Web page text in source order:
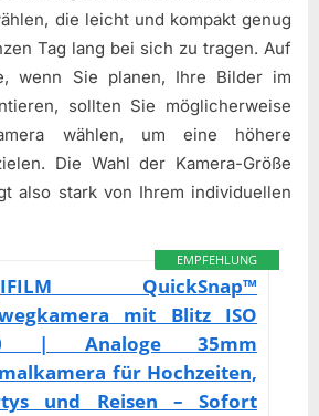
die leicht und kompakt genug
Tag lang bei sich zu tragen. Auf
wenn Sie planen, Ihre Bilder im
sollten Sie möglicherweise
wählen, um eine höhere
Die Wahl der Kamera-Größe
also stark von Ihrem individuellen
EMPFEHLUNG
QuickSnap™
mit Blitz ISO
| Analoge 35mm
für Hochzeiten,
und Reisen – Sofort